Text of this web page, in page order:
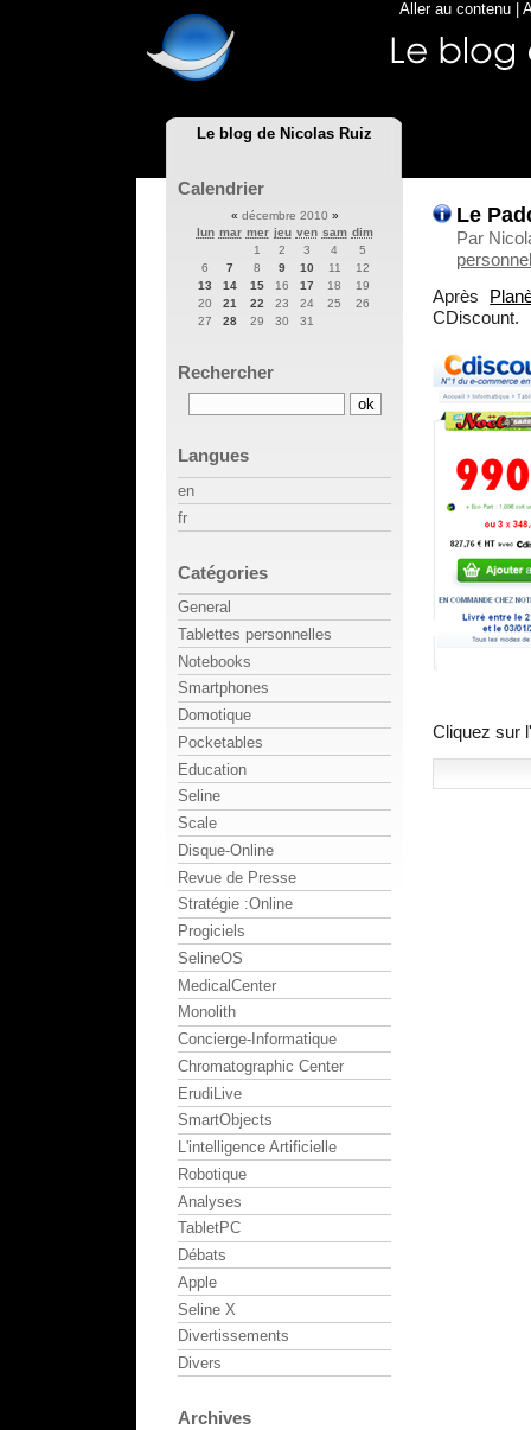
Le blog de Nicolas Ruiz
Aller au contenu
Le
Par
Après
CDiscount.
Cliquez sur
Calendrier
« décembre 2010 »
lun mar mer jeu ven sam dim
1
2 3 4
5
6
7 8 9 10 11
12
13
14 15 16 17 18
19
20
21 22 23 24 25
26
27
28 29 30 31
Rechercher
Langues
en
fr
Catégories
General
Tablettes personnelles
Notebooks
Smartphones
Domotique
Pocketables
Education
Seline
Scale
Disque-Online
Revue de Presse
Stratégie :Online
Progiciels
SelineOS
MedicalCenter
Monolith
Concierge-Informatique
Chromatographic Center
ErudiLive
SmartObjects
L'intelligence Artificielle
Robotique
Analyses
TabletPC
Débats
Apple
Seline X
Divertissements
Divers
Archives